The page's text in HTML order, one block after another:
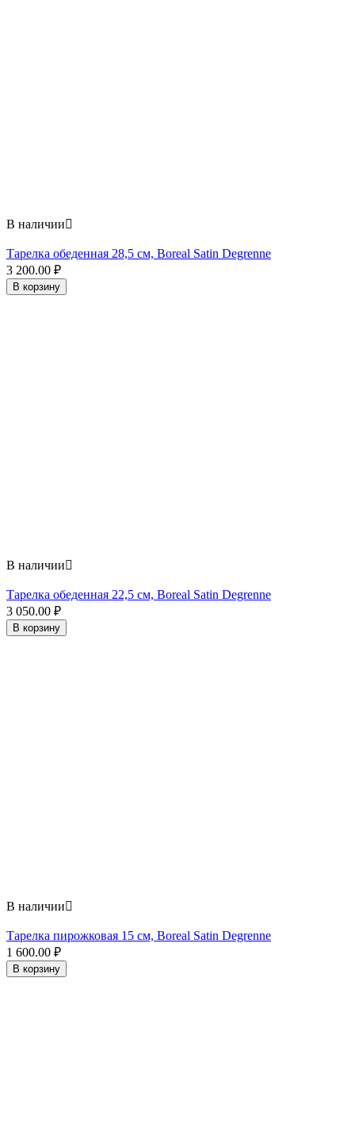
В наличии
Тарелка обеденная 28,5 см, Boreal Satin Degrenne
3 200.00 ₽
В корзину
В наличии
Тарелка обеденная 22,5 см, Boreal Satin Degrenne
3 050.00 ₽
В корзину
В наличии
Тарелка пирожковая 15 см, Boreal Satin Degrenne
1 600.00 ₽
В корзину